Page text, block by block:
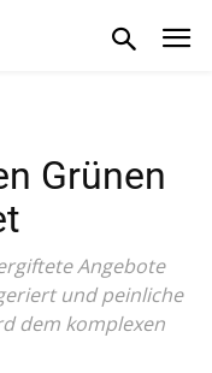
Grünen
Angebote
und peinliche
dem komplexen